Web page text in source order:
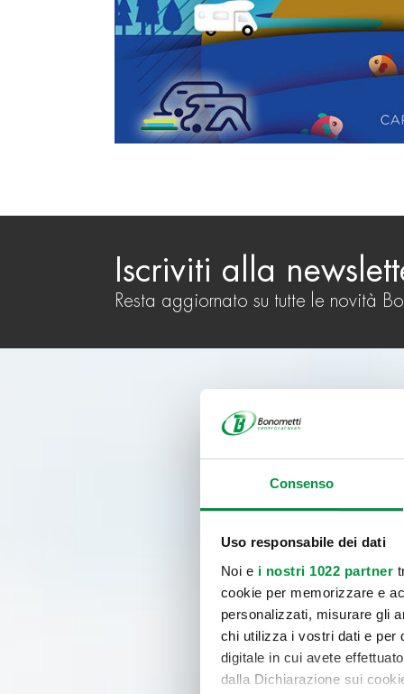
Consenso
Uso responsabile dei dati
Noi e i nostri 1022 partner
cookie per memorizzare e
personalizzati, misurare gli
chi utilizza i vostri dati e per
digitale in cui avete
dalla Dichiarazione sui
Iscriviti alla
Resta aggiornato su tutte le novità